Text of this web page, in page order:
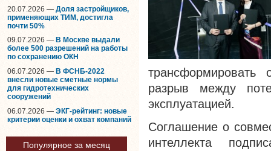
20.07.2026 — Доля застройщиков,
применяющих ТИМ, достигла
почти 50%
09.07.2026 — В Москве выдали
более 500 разрешений на работы
по сохранению ОКН
06.07.2026 — В ФСНБ-2022
внесли новые сметные нормы
для гидротехнических
сооружений
06.07.2026 — ЭКГ-рейтинг: новые
критерии оценки и охват компаний
Популярное за месяц
разрыв между
эксплуатацией.
Соглашение о
интеллекта